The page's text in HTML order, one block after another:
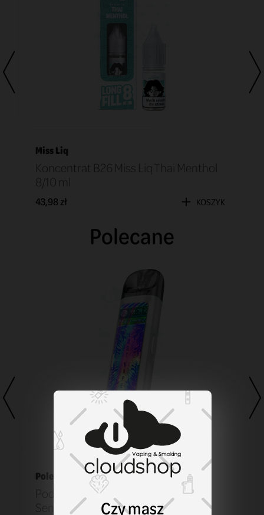
Miss Liq
Koncentrat B26 Miss Liq Thai Menthol
8/10 ml
43,98 zł KOSZYK
Polecane
Polecane
Pod Lost Vape Ursa Nano Freedom
Sentinal
Czy masz